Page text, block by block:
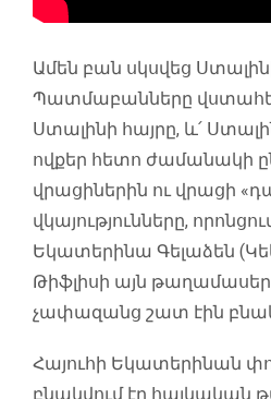
Ամեն բան սկսվեց
Պատմաբանները
Ստալինի հայրը, և՛
ովքեր հետո ժամանակի
վրացիներին ու վրացի
վկայությունները,
Եկատերինա Գելաձեն
Թիֆլիսի այն
չափազանց շատ էին
Հայուհի Եկատերինան
բնակվում էր հայկական